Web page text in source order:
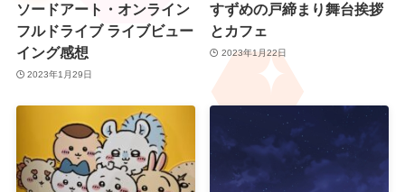
ソードアート・オンライン
フルドライブ ライブビュー
イング感想
2023年1月29日
すずめの戸締まり舞台挨拶
とカフェ
2023年1月22日